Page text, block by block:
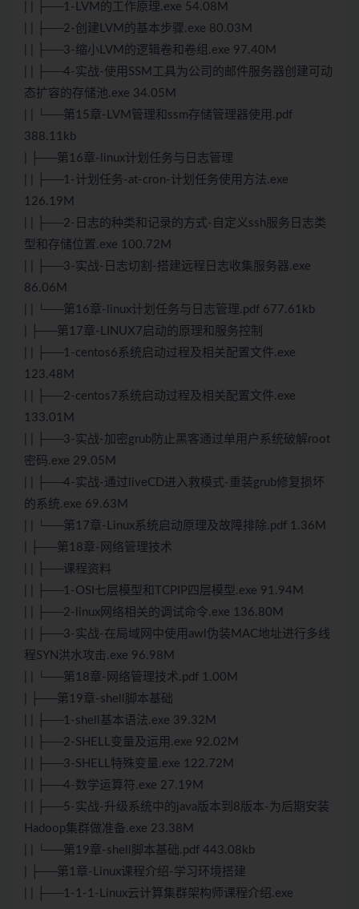
| | ├──1-LVM的工作原理.exe 54.08M
| | ├──2-创建LVM的基本步骤.exe 80.03M
| | ├──3-缩小LVM的逻辑卷和卷组.exe 97.40M
| | ├──4-实战-使用SSM工具为公司的邮件服务器创建可动
态扩容的存储池.exe 34.05M
| | └──第15章-LVM管理和ssm存储管理器使用.pdf
388.11kb
| ├──第16章-linux计划任务与日志管理
| | ├──1-计划任务-at-cron-计划任务使用方法.exe
126.19M
| | ├──2-日志的种类和记录的方式-自定义ssh服务日志类
型和存储位置.exe 100.72M
| | ├──3-实战-日志切割-搭建远程日志收集服务器.exe
86.06M
| | └──第16章-linux计划任务与日志管理.pdf 677.61kb
| ├──第17章-LINUX7启动的原理和服务控制
| | ├──1-centos6系统启动过程及相关配置文件.exe
123.48M
| | ├──2-centos7系统启动过程及相关配置文件.exe
133.01M
| | ├──3-实战-加密grub防止黑客通过单用户系统破解root
密码.exe 29.05M
| | ├──4-实战-通过liveCD进入救模式-重装grub修复损坏
的系统.exe 69.63M
| | └──第17章-Linux系统启动原理及故障排除.pdf 1.36M
| ├──第18章-网络管理技术
| | ├──课程资料
| | ├──1-OSI七层模型和TCPIP四层模型.exe 91.94M
| | ├──2-linux网络相关的调试命令.exe 136.80M
| | ├──3-实战-在局域网中使用awl伪装MAC地址进行多线
程SYN洪水攻击.exe 96.98M
| | └──第18章-网络管理技术.pdf 1.00M
| ├──第19章-shell脚本基础
| | ├──1-shell基本语法.exe 39.32M
| | ├──2-SHELL变量及运用.exe 92.02M
| | ├──3-SHELL特殊变量.exe 122.72M
| | ├──4-数学运算符.exe 27.19M
| | ├──5-实战-升级系统中的java版本到8版本-为后期安装
Hadoop集群做准备.exe 23.38M
| | └──第19章-shell脚本基础.pdf 443.08kb
| ├──第1章-Linux课程介绍-学习环境搭建
| | ├──1-1-1-Linux云计算集群架构师课程介绍.exe